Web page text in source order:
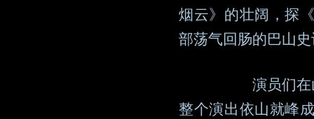
烟云》的壮阔，探
部荡气回肠的巴山
演员们
整个演出依山就峰